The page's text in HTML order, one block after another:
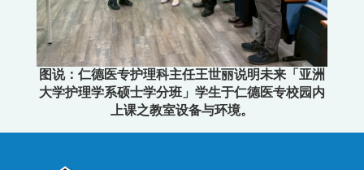
图说：仁德医专护理科主任王世丽说明未来「亚洲
大学护理学系硕士学分班」学生于仁德医专校园内
上课之教室设备与环境。